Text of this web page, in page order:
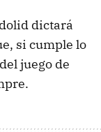
dictará
si cumple lo
juego de